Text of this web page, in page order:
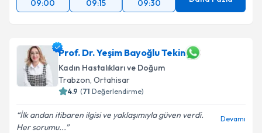
09:00 09:15 09:30
Prof. Dr. Yeşim Bayoğlu Tekin
Kadın Hastalıkları ve Doğum
Trabzon, Ortahisar
4.9 (71 Değerlendirme)
İlk andan itibaren ilgisi ve yaklaşımıyla güven verdi.
Her sorumu...
Devamı